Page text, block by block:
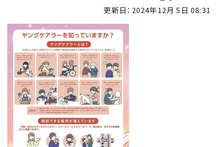
更新日： 2024年12月 5日 08:31